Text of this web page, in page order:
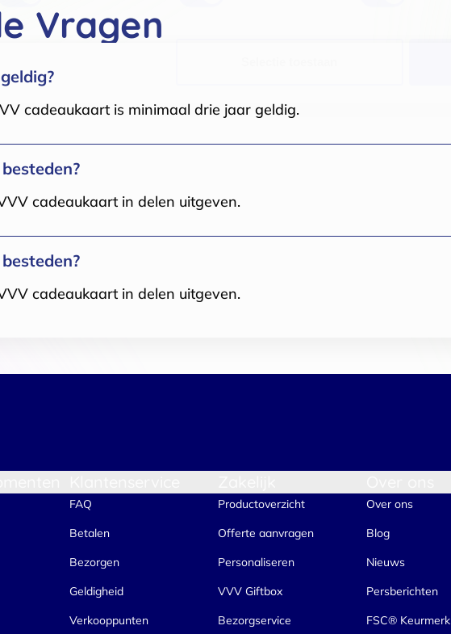
Vragen
cadeaukaart is minimaal drie jaar geldig.
cadeaukaart in delen uitgeven.
cadeaukaart in delen uitgeven.
FAQ
Betalen
Bezorgen
Geldigheid
Verkooppunten
Productoverzicht
Offerte aanvragen
Personaliseren
VVV Giftbox
Bezorgservice
Over ons
Blog
Nieuws
Persberichten
FSC® Keurmerk